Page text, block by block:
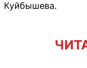
Куйбышева.